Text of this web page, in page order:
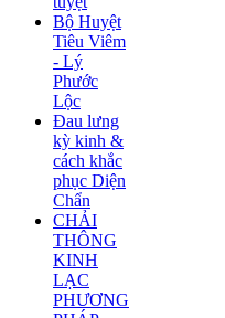
Bộ Huyệt
Tiêu Viêm
- Lý
Phước
Lộc
Đau lưng
kỳ kinh &
cách khắc
phục Diện
Chẩn
CHẢI
THÔNG
KINH
LẠC
PHƯƠNG